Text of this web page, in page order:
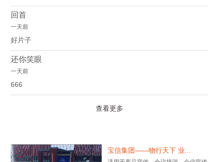
回首
一天前
好片子
还你笑眼
一天前
666
查看更多
宝信集团——物行天下 业...